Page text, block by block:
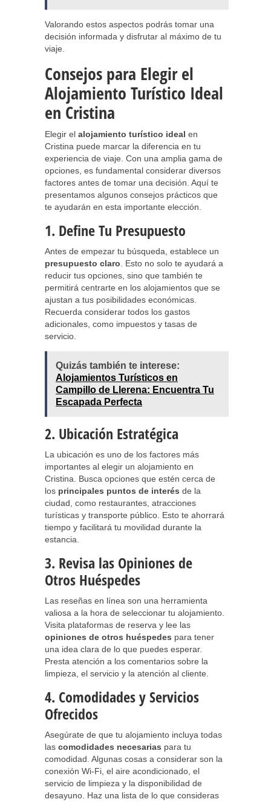
Valorando estos aspectos podrás tomar una
decisión informada y disfrutar al máximo de tu
viaje.
Consejos para Elegir el
Alojamiento Turístico Ideal
en Cristina
Elegir el alojamiento turístico ideal en
Cristina puede marcar la diferencia en tu
experiencia de viaje. Con una amplia gama de
opciones, es fundamental considerar diversos
factores antes de tomar una decisión. Aquí te
presentamos algunos consejos prácticos que
te ayudarán en esta importante elección.
1. Define Tu Presupuesto
Antes de empezar tu búsqueda, establece un
presupuesto claro . Esto no solo te ayudará a
reducir tus opciones, sino que también te
permitirá centrarte en los alojamientos que se
ajustan a tus posibilidades económicas.
Recuerda considerar todos los gastos
adicionales, como impuestos y tasas de
servicio.
Quizás también te interese:
Alojamientos Turísticos en
Campillo de Llerena: Encuentra Tu
Escapada Perfecta
2. Ubicación Estratégica
La ubicación es uno de los factores más
importantes al elegir un alojamiento en
Cristina. Busca opciones que estén cerca de
los principales puntos de interés de la
ciudad, como restaurantes, atracciones
turísticas y transporte público. Esto te ahorrará
tiempo y facilitará tu movilidad durante la
estancia.
3. Revisa las Opiniones de
Otros Huéspedes
Las reseñas en línea son una herramienta
valiosa a la hora de seleccionar tu alojamiento.
Visita plataformas de reserva y lee las
opiniones de otros huéspedes para tener
una idea clara de lo que puedes esperar.
Presta atención a los comentarios sobre la
limpieza, el servicio y la atención al cliente.
4. Comodidades y Servicios
Ofrecidos
Asegúrate de que tu alojamiento incluya todas
las comodidades necesarias para tu
comodidad. Algunas cosas a considerar son la
conexión Wi-Fi, el aire acondicionado, el
servicio de limpieza y la disponibilidad de
desayuno. Haz una lista de lo que consideras